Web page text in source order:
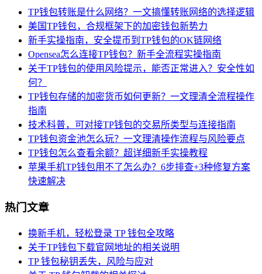
TP钱包转账是什么网络？一文搞懂转账网络的选择逻辑
美国TP钱包，合规框架下的加密钱包新势力
新手实操指南，安全提币到TP钱包的OK链网络
Opensea怎么连接TP钱包？新手全流程实操指南
关于TP钱包的使用风险提示，能否正常进入？安全性如
何？
TP钱包存储的加密货币如何更新？一文理清全流程操作
指南
技术科普，可对接TP钱包的交易所类型与连接指南
TP钱包资金池怎么玩？一文理清操作流程与风险要点
TP钱包怎么查看余额？超详细新手实操教程
苹果手机TP钱包用不了怎么办？6步排查+3种修复方案
快速解决
热门文章
换新手机，轻松登录 TP 钱包全攻略
关于TP钱包下载官网地址的相关说明
TP 钱包秘钥丢失，风险与应对